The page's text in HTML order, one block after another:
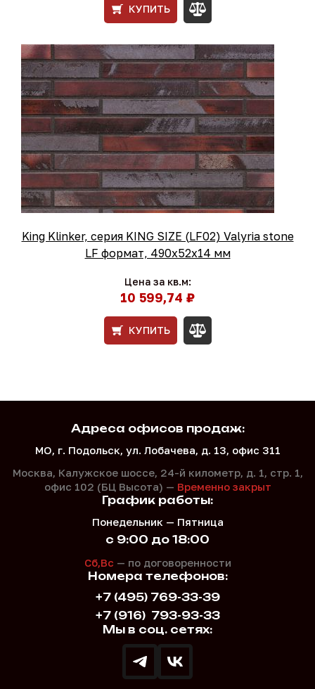
КУПИТЬ
King Klinker, серия KING SIZE (LF02) Valyria stone
LF формат, 490х52х14 мм
Цена за кв.м:
10 599,74 ₽
КУПИТЬ
Адреса офисов продаж:
МО, г. Подольск, ул. Лобачева, д. 13, офис 311
Москва, Калужское шоссе, 24-й километр, д. 1, стр. 1,
офис 102 (БЦ Высота) — Временно закрыт
Номера телефонов:
+7 (495) 769-33-39
+7 (916) 793-93-33
График работы:
Понедельник — Пятница
с 9:00 до 18:00
Сб,Вс — по договоренности
Мы в соц. сетях: